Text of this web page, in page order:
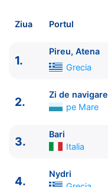
Plecare pe 27 Iul 2026
Explora Journeys
Ziua Portul
1.
Pireu, Atena
Grecia
2.
Zi de navigare
pe Mare
3.
Bari
Italia
4.
Nydri